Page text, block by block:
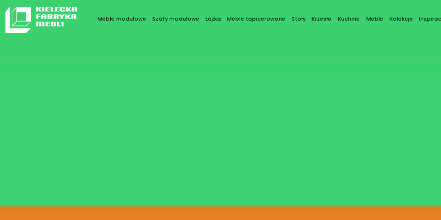
Meble modułowe Szafy modułowe Łóżka Meble tapicerowane Stoły Krzesła Kuchnie Meble Kolekcje